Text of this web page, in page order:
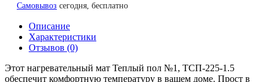
Самовывоз сегодня, бесплатно
Описание
Характеристики
Отзывов (0)
Этот нагревательный мат Теплый пол №1, ТСП-225-1.5
обеспечит комфортную температуру в вашем доме. Прост в